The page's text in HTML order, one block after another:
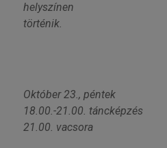
helyszínen
történik.
Október 23., péntek
18.00.-21.00. táncképzés
21.00. vacsora